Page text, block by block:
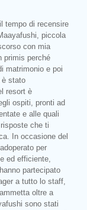
tempo di recensire
piccola
con mia
primis perché
matrimonio e poi
è stato
resort è
ospiti, pronti ad
e alle quali
che ti
In occasione del
per
ed efficiente,
partecipato
a tutto lo staff,
oltre a
sono stati